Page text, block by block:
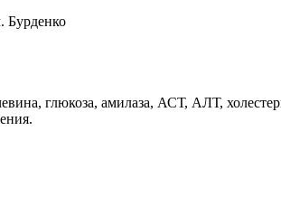
Бурденко
глюкоза, амилаза, АСТ, АЛТ,